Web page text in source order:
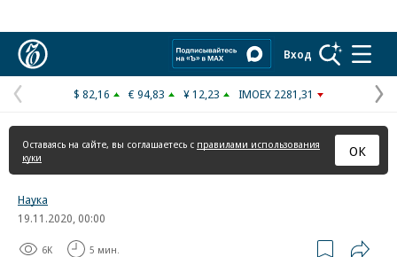
Вход
Предыдущая
страница
$ 82,16 € 94,83 ¥ 12,23 IMOEX 2281,31
Оставаясь на сайте, вы соглашаетесь с правилами использования
куки
ОК
Наука
19.11.2020, 00:00
6K 5 мин.